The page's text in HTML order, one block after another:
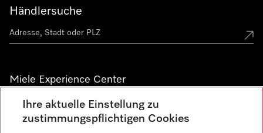
Händlersuche
Miele Experience Center
Alle Miele Experience Center anzeigen
Ihre aktuelle Einstellung zu
zustimmungspflichtigen Cookies